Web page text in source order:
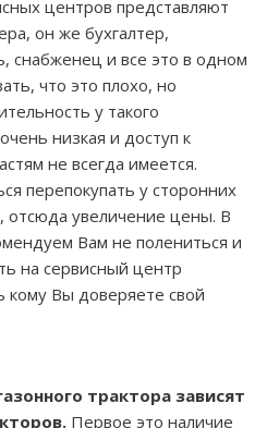
центров представляют
он же бухгалтер,
снабженец и все это в одном
что это плохо, но
у такого
низкая и доступ к
не всегда имеется.
перепокупать у сторонних
отсюда увеличение цены. В
Вам не полениться и
на сервисный центр
кому Вы доверяете свой
трактора зависят
. Первое это наличие